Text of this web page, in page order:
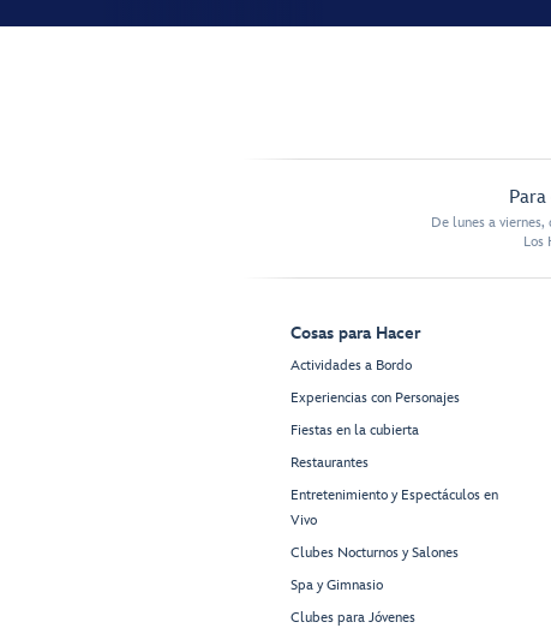
De lunes a
Los
Cosas para Hacer
Actividades a Bordo
Experiencias con Personajes
Fiestas en la cubierta
Restaurantes
Entretenimiento y Espectáculos en
Vivo
Clubes Nocturnos y Salones
Spa y Gimnasio
Clubes para Jóvenes